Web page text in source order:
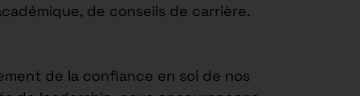
de conseils de carrière.
de la confiance en soi de nos